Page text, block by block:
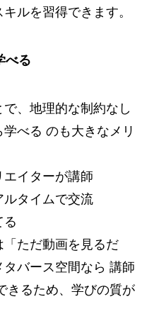
ルを習得できます。
べる
、地理的な制約なし
べる のも大きなメリ
エイターが講師
ルタイムで交流
る
ただ動画を見るだ
バース空間なら 講師
きるため、学びの質が